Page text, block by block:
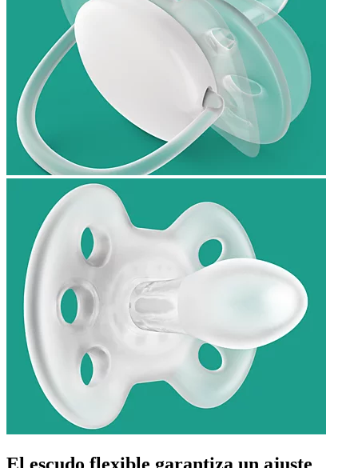
El escudo flexible garantiza un ajuste